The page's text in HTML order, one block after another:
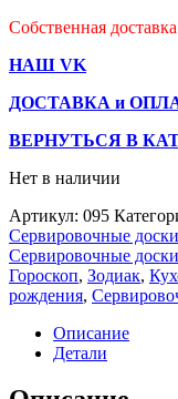
Собственная
НАШ VK
ДОСТАВКА и
ВЕРНУТЬСЯ В
Нет в наличии
Артикул: 095
Сервировочные доски
Сервировочные
Гороскоп, Зодиак,
рождения,
Описание
Детали